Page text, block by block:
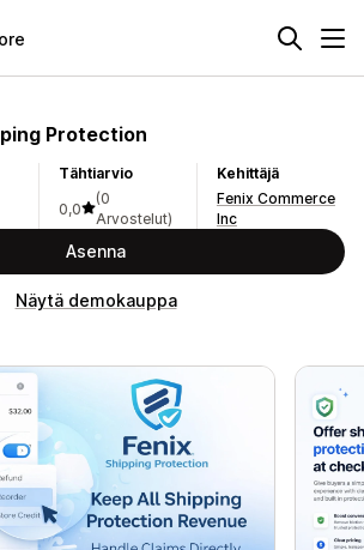
Protection
Tähtiarvio
0,0
(0
Arvostelut)
Kehittäjä
Fenix Commerce
Inc
Asenna
Näytä demokauppa